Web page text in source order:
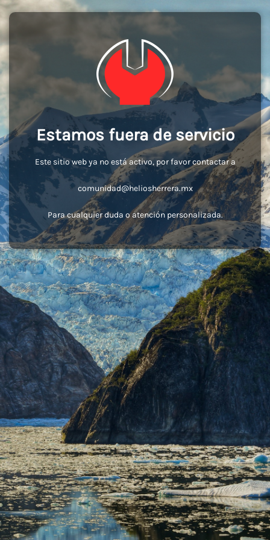
Estamos fuera de servicio
Este sitio web ya no está activo, por favor contactar a
comunidad@heliosherrera.mx
Para cualquier duda o atención personalizada.